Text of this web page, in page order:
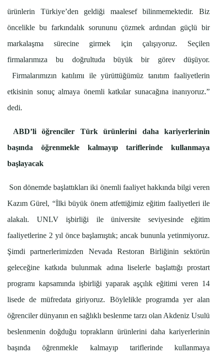
ürünlerin Türkiye’den geldiği maalesef bilinmemektedir. Biz
öncelikle bu farkındalık sorununu çözmek ardından güçlü bir
markalaşma sürecine girmek için çalışıyoruz. Seçilen
firmalarımıza bu doğrultuda büyük bir görev düşüyor.
Firmalarımızın katılımı ile yürüttüğümüz tanıtım faaliyetlerin
etkisinin sonuç almaya önemli katkılar sunacağına inanıyoruz.”
dedi.
ABD’li öğrenciler Türk ürünlerini daha kariyerlerinin
başında öğrenmekle kalmayıp tariflerinde kullanmaya
başlayacak
Son dönemde başlattıkları iki önemli faaliyet hakkında bilgi veren
Kazım Gürel, “İlki büyük önem atfettiğimiz eğitim faaliyetleri ile
alakalı. UNLV işbirliği ile üniversite seviyesinde eğitim
faaliyetlerine 2 yıl önce başlamıştık; ancak bununla yetinmiyoruz.
Şimdi partnerlerimizden Nevada Restoran Birliğinin sektörün
geleceğine katkıda bulunmak adına liselerle başlattığı prostart
programı kapsamında işbirliği yaparak aşçılık eğitimi veren 14
lisede de müfredata giriyoruz. Böylelikle programda yer alan
öğrenciler dünyanın en sağlıklı beslenme tarzı olan Akdeniz Usulü
beslenmenin doğduğu toprakların ürünlerini daha kariyerlerinin
başında öğrenmekle kalmayıp tariflerinde kullanmaya